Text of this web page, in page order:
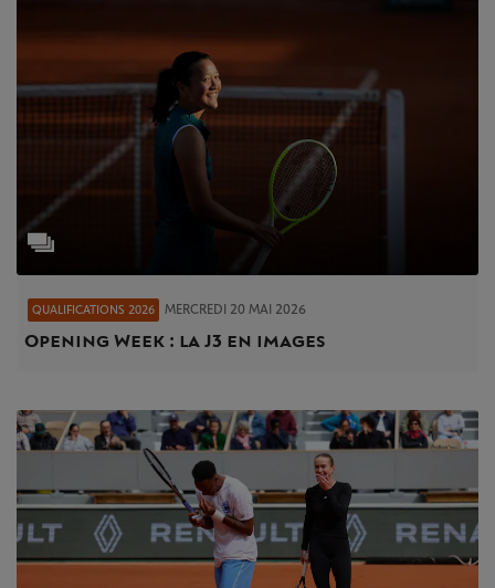
QUALIFICATIONS 2026 MERCREDI 20 MAI 2026
Opening Week : la J3 en images